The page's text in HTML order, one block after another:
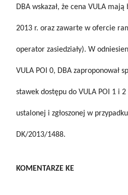
DBA wskazał, że cena VULA
2013 r. oraz zawarte w ofercie
operator zasiedziały). W
VULA POI 0, DBA zaproponował
stawek dostępu do VULA POI 1 i
ustalonej i zgłoszonej w
DK/2013/1488.
KOMENTARZE KE